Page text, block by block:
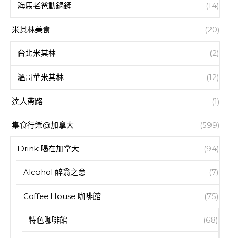
海馬老爸動鍋鏟 (14)
米其林美食 (20)
台北米其林 (2)
溫哥華米其林 (12)
達人帶路 (1)
集食行樂@加拿大 (599)
Drink 喝在加拿大 (94)
Alcohol 醉翁之意 (7)
Coffee House 咖啡館 (75)
特色咖啡館 (68)